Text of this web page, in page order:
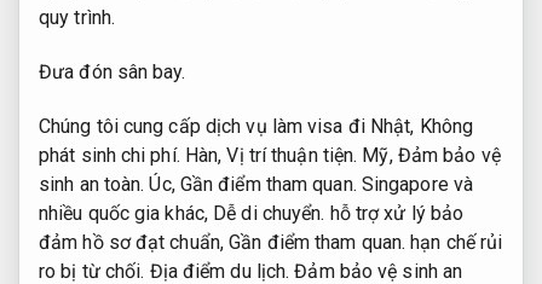
quy trình.
Đưa đón sân bay.
Chúng tôi cung cấp dịch vụ làm visa đi Nhật, Không
phát sinh chi phí. Hàn,Vị trí thuận tiện. Mỹ, Đảm bảo vệ
sinh an toàn. Úc, Gần điểm tham quan. Singapore và
nhiều quốc gia khác, Dễ di chuyển. hỗ trợ xử lý bảo
đảm hồ sơ đạt chuẩn,Gần điểm tham quan. hạn chế rủi
ro bị từ chối. Địa điểm du lịch. Đảm bảo vệ sinh an